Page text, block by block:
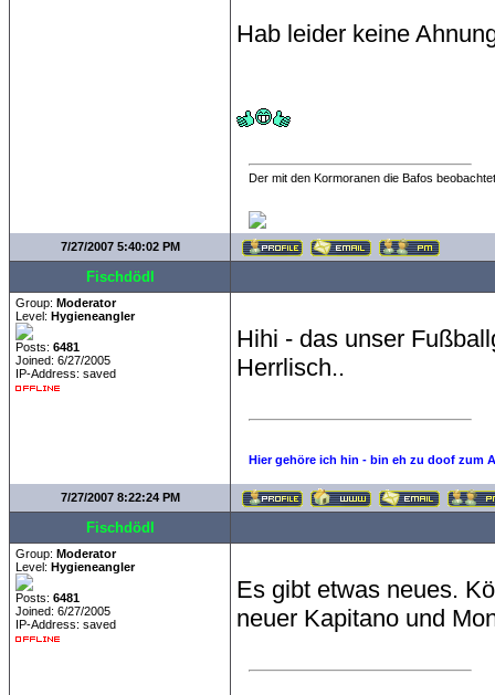
Hab leider keine
Der mit den Kormoranen die Bafos
7/27/2007 5:40:02 PM
Fischdödl
Group: Moderator
Level: Hygieneangler
Posts: 6481
Joined: 6/27/2005
IP-Address: saved
Hihi - das unser
Herrlisch..
Hier gehöre ich hin - bin eh zu doof zum
7/27/2007 8:22:24 PM
Fischdödl
Group: Moderator
Level: Hygieneangler
Posts: 6481
Joined: 6/27/2005
IP-Address: saved
Es gibt etwas neues.
neuer Kapitano und